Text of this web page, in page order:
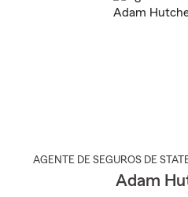
AGENTE DE SEGUROS DE
Adam